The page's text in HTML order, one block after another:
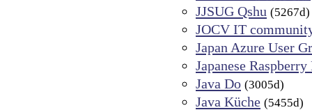
JJSUG Qshu (5267d)
JOCV IT
Japan Azure User
Japanese
Java Do (3005d)
Java Küche (5455d)